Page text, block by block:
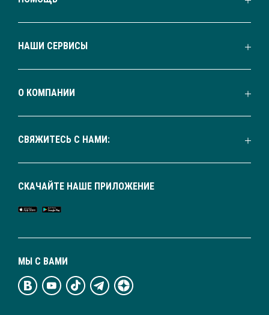
НАШИ СЕРВИСЫ
О КОМПАНИИ
СВЯЖИТЕСЬ С НАМИ:
МЫ С ВАМИ
СКАЧАЙТЕ НАШЕ ПРИЛОЖЕНИЕ